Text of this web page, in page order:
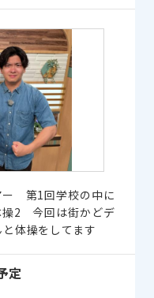
第1回学校の中に
操2 今回は街かどデ
体操をしてます
定